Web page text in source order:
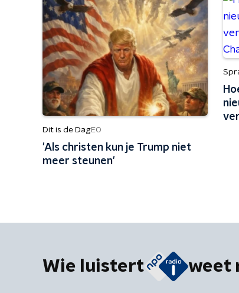
Dit is de DagEO
'Als christen kun je Trump niet
meer steunen'
Wie luistert weet